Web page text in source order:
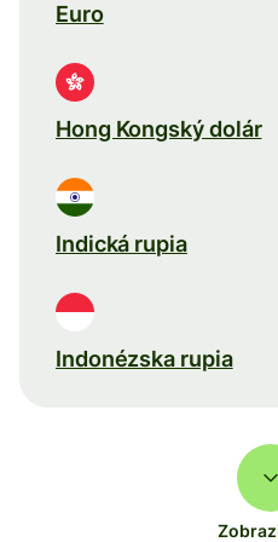
Euro
Hong Kongský dolár
Indická rupia
Indonézska rupia